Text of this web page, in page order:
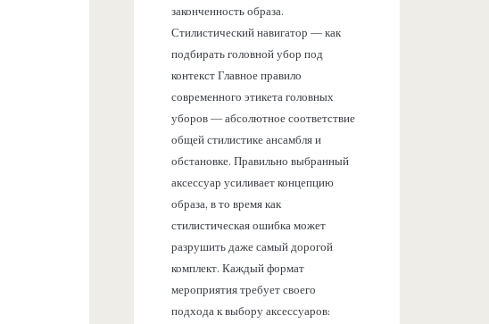
законченность образа.
Стилистический навигатор — как
подбирать головной убор под
контекст Главное правило
современного этикета головных
уборов — абсолютное соответствие
общей стилистике ансамбля и
обстановке. Правильно выбранный
аксессуар усиливает концепцию
образа, в то время как
стилистическая ошибка может
разрушить даже самый дорогой
комплект. Каждый формат
мероприятия требует своего
подхода к выбору аксессуаров: